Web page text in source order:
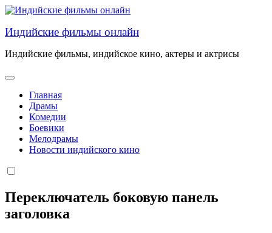
Перейти
содержанию
Индийские фильмы онлайн
Индийские фильмы, индийское кино, актеры и актрисы
Главная
Драмы
Комедии
Боевики
Мелодрамы
Новости индийского кино
Переключатель боковую панель
заголовка